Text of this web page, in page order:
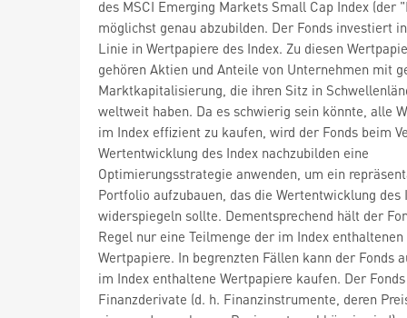
des MSCI Emerging Markets Small Cap Index (der
möglichst genau abzubilden. Der Fonds investiert
Linie in Wertpapiere des Index. Zu diesen
gehören Aktien und Anteile von Unternehmen mit
Marktkapitalisierung, die ihren Sitz in
weltweit haben. Da es schwierig sein könnte, alle
im Index effizient zu kaufen, wird der Fonds beim
Wertentwicklung des Index nachzubilden eine
Optimierungsstrategie anwenden, um ein
Portfolio aufzubauen, das die Wertentwicklung des
widerspiegeln sollte. Dementsprechend hält der
Regel nur eine Teilmenge der im Index enthaltenen
Wertpapiere. In begrenzten Fällen kann der Fonds
im Index enthaltene Wertpapiere kaufen. Der
Finanzderivate (d. h. Finanzinstrumente, deren